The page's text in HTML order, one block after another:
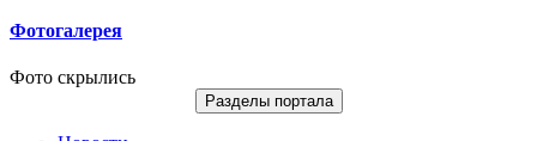
Фотогалерея
Фото скрылись
Разделы портала